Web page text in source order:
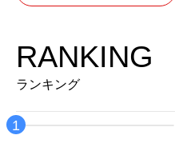
RANKING
ランキング